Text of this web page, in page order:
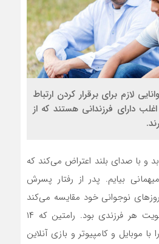
لازم برای برقرار کردن ارتباط
اغلب دارای فرزندانی هستند که از
با صدای بلند اعتراض می‌کند که
بیایم. پدر از رفتار پسرش
نوجوانی خود مقایسه می‌کند
که احترام به والدین اولویت هر فرزندی بود. رامتین که ۱۴
موبایل و کامپیوتر و بازی آنلاین